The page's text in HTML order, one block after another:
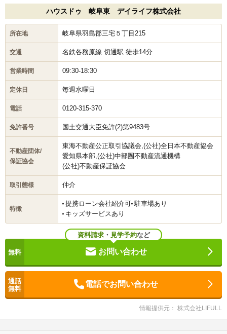
ハウスドゥ 岐阜東 デイライフ株式会社
所在地 岐阜県羽島郡三宅５丁目215
交通 名鉄各務原線 切通駅 徒歩14分
営業時間 09:30-18:30
定休日 毎週水曜日
電話 0120-315-370
免許番号 国土交通大臣免許(2)第9483号
不動産団体/
保証協会
東海不動産公正取引協議会,(公社)全日本不動産協会
愛知県本部,(公社)中部圏不動産流通機構
(公社)不動産保証協会
取引態様 仲介
特徴
提携ローン会社紹介可 駐車場あり
キッズサービスあり
資料請求・ 見学予約など
お問い合わせ
電話でお問い合わせ
情報提供元： 株式会社LIFULL